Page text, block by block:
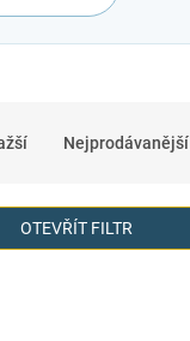
Nejprodávanější
OTEVŘÍT FILTR